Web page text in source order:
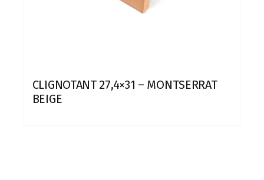
CLIGNOTANT 27,4×31 – MONTSERRAT
BEIGE